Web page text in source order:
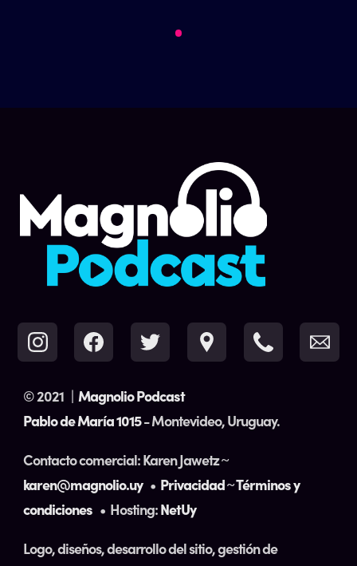
© 2021 |Magnolio Podcast
Pablo de María 1015- Montevideo, Uruguay.
Contacto comercial: Karen Jawetz ~
karen@magnolio.uy• Privacidad~Términos y
condiciones • Hosting:NetUy
Logo, diseños, desarrollo del sitio, gestión de